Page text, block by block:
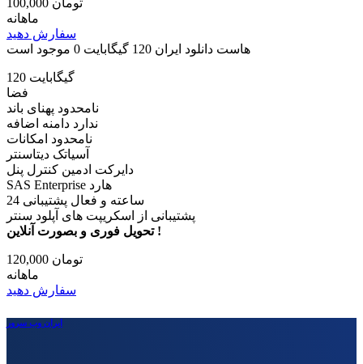
ماهانه
سفارش دهید
هاست دانلود ایران 120 گیگابایت
0 موجود است
120 گیگابایت
فضا
نامحدود پهنای باند
ندارد دامنه اضافه
نامحدود امکانات
آسیاتک دیتاسنتر
دایرکت ادمین کنترل پنل
SAS Enterprise هارد
24 ساعته و فعال پشتیبانی
پشتیبانی از اسکریپت های آپلود سنتر
تحویل فوری و بصورت آنلاین !
120,000 تومان
ماهانه
سفارش دهید
ایران وب سرور